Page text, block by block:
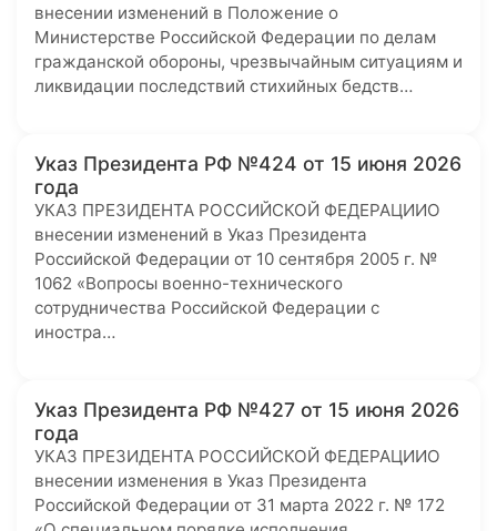
внесении изменений в Положение о
Министерстве Российской Федерации по делам
гражданской обороны, чрезвычайным ситуациям и
ликвидации последствий стихийных бедств…
Указ Президента РФ №424 от 15 июня 2026
года
УКАЗ ПРЕЗИДЕНТА РОССИЙСКОЙ ФЕДЕРАЦИИО
внесении изменений в Указ Президента
Российской Федерации от 10 сентября 2005 г. №
1062 «Вопросы военно-технического
сотрудничества Российской Федерации с
иностра…
Указ Президента РФ №427 от 15 июня 2026
года
УКАЗ ПРЕЗИДЕНТА РОССИЙСКОЙ ФЕДЕРАЦИИО
внесении изменения в Указ Президента
Российской Федерации от 31 марта 2022 г. № 172